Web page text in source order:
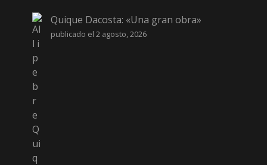
Quique Dacosta: «Una gran obra»
publicado el 2 agosto, 2026